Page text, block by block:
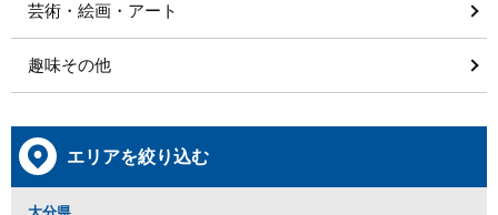
芸術・絵画・アート
趣味その他
エリアを絞り込む